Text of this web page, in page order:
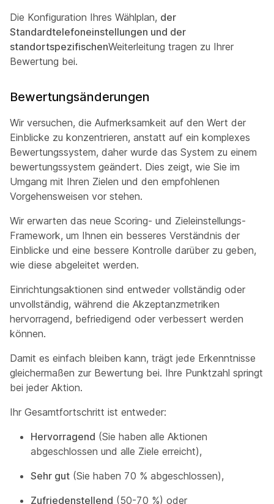
Die Konfiguration Ihres Wählplan, der
Standardtelefoneinstellungen und der
standortspezifischenWeiterleitung tragen zu Ihrer
Bewertung bei.
Bewertungsänderungen
Wir versuchen, die Aufmerksamkeit auf den Wert der
Einblicke zu konzentrieren, anstatt auf ein komplexes
Bewertungssystem, daher wurde das System zu einem
bewertungssystem geändert. Dies zeigt, wie Sie im
Umgang mit Ihren Zielen und den empfohlenen
Vorgehensweisen vor stehen.
Wir erwarten das neue Scoring- und Zieleinstellungs-
Framework, um Ihnen ein besseres Verständnis der
Einblicke und eine bessere Kontrolle darüber zu geben,
wie diese abgeleitet werden.
Einrichtungsaktionen sind entweder vollständig oder
unvollständig, während die Akzeptanzmetriken
hervorragend, befriedigend oder verbessert werden
können.
Damit es einfach bleiben kann, trägt jede Erkenntnisse
gleichermaßen zur Bewertung bei. Ihre Punktzahl springt
bei jeder Aktion.
Ihr Gesamtfortschritt ist entweder:
Hervorragend (Sie haben alle Aktionen
abgeschlossen und alle Ziele erreicht),
Sehr gut (Sie haben 70 % abgeschlossen),
Zufriedenstellend (50-70 %) oder